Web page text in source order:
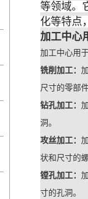
等领域。
化等特点
加工中心
加工中心用
铣削加工：
尺寸的零部件
钻孔加工：
洞。
攻丝加工：
状和尺寸的螺
镗孔加工：
寸的孔洞。